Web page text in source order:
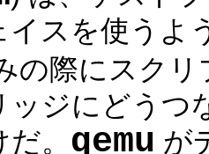
イスを使うよ
の際にスク
ッジにどうつ
。 qemu が